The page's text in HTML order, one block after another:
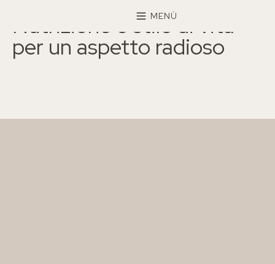
MENÙ
Nutrizione e stile di vita
per un aspetto radioso